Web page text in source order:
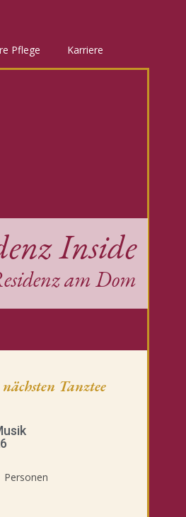
Pflege Karriere
Inside
am Dom
Tanztee
Personen